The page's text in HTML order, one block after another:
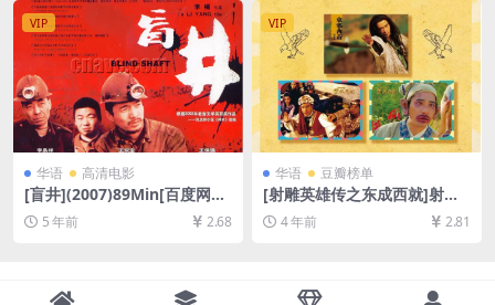
VIP
华语 高清电影
[盲井](2007)89Min[百度网盘
+迅雷云盘资源1080P高清][M
P4/4.6GB][中文字幕]
5 年前 2.68
VIP
华语 豆瓣榜单
[射雕英雄传之东成西就]射鵰
英雄傳之東成西就 (1993)[百
度网盘+迅雷云盘资源1080P
4 年前 2.81